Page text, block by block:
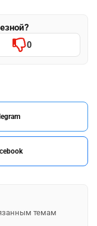
0
темам